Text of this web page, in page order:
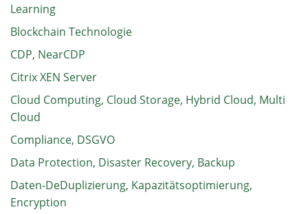
Learning
Blockchain Technologie
CDP, NearCDP
Citrix XEN Server
Cloud Computing, Cloud Storage, Hybrid Cloud, Multi
Cloud
Compliance, DSGVO
Data Protection, Disaster Recovery, Backup
Daten-DeDuplizierung, Kapazitätsoptimierung,
Encryption